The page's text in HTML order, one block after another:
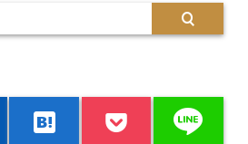
hatenabookmark line